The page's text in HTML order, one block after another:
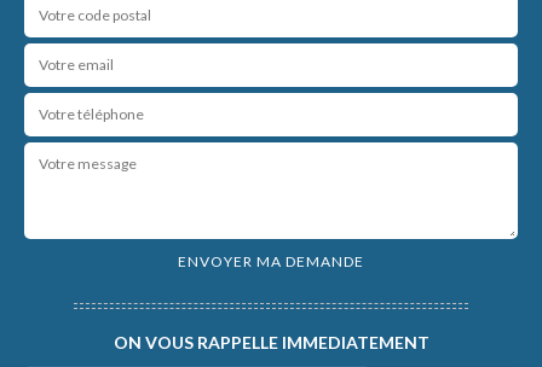
ON VOUS RAPPELLE IMMEDIATEMENT